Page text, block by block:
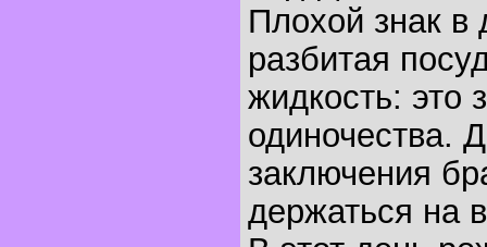
Плохой знак в
разбитая
жидкость: это
одиночества.
заключения
держаться на